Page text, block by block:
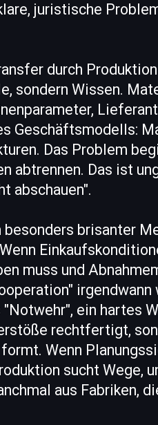
juristische
durch
sondern Wissen.
Geschäftsmodells:
Das Problem
abtrennen. Das ist
abschauen".
brisanter
muss und
ein hartes
rechtfertigt,
Wenn
sucht Wege,
aus Fabriken,